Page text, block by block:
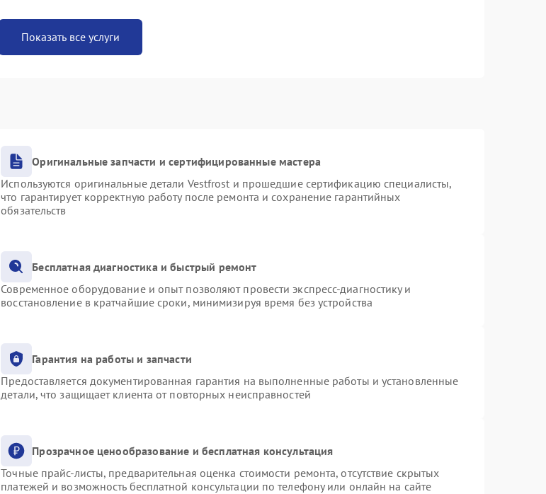
Показать все услуги
Оригинальные запчасти и сертифицированные мастера
Используются оригинальные детали Vestfrost и прошедшие сертификацию специалисты,
что гарантирует корректную работу после ремонта и сохранение гарантийных
обязательств
Бесплатная диагностика и быстрый ремонт
Современное оборудование и опыт позволяют провести экспресс-диагностику и
восстановление в кратчайшие сроки, минимизируя время без устройства
Гарантия на работы и запчасти
Предоставляется документированная гарантия на выполненные работы и установленные
детали, что защищает клиента от повторных неисправностей
Прозрачное ценообразование и бесплатная консультация
Точные прайс-листы, предварительная оценка стоимости ремонта, отсутствие скрытых
платежей и возможность бесплатной консультации по телефону или онлайн на сайте